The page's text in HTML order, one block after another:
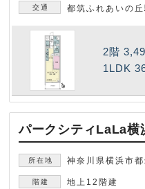
都筑ふれあいの
2階
1LDK
パークシティLaLa横
神奈川県横浜市
地上12階建